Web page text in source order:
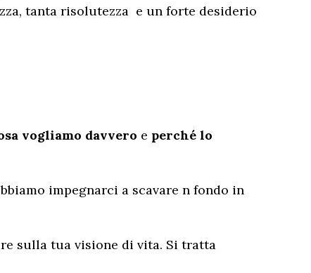
tanta risolutezza e un forte desiderio
vogliamo davvero e perché lo
impegnarci a scavare n fondo in
sulla tua visione di vita. Si tratta